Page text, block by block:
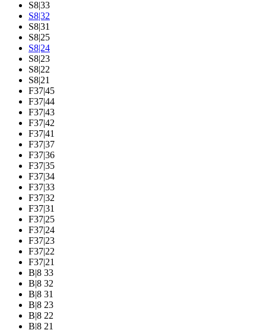
S8|33
S8|32
S8|31
S8|25
S8|24
S8|23
S8|22
S8|21
F37|45
F37|44
F37|43
F37|42
F37|41
F37|37
F37|36
F37|35
F37|34
F37|33
F37|32
F37|31
F37|25
F37|24
F37|23
F37|22
F37|21
B|8 33
B|8 32
B|8 31
B|8 23
B|8 22
B|8 21